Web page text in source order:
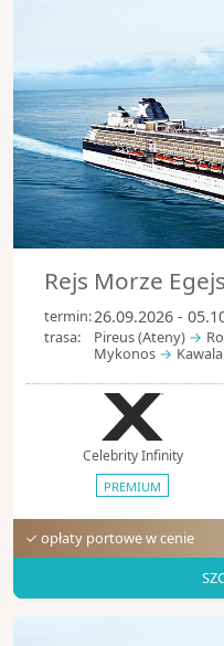
Rejs Morze
termin:26.09.2026 -
trasa: Pireus (Ateny)
Mykonos
Kawala
Celebrity Infinity
PREMIUM
✓ opłaty portowe w cenie